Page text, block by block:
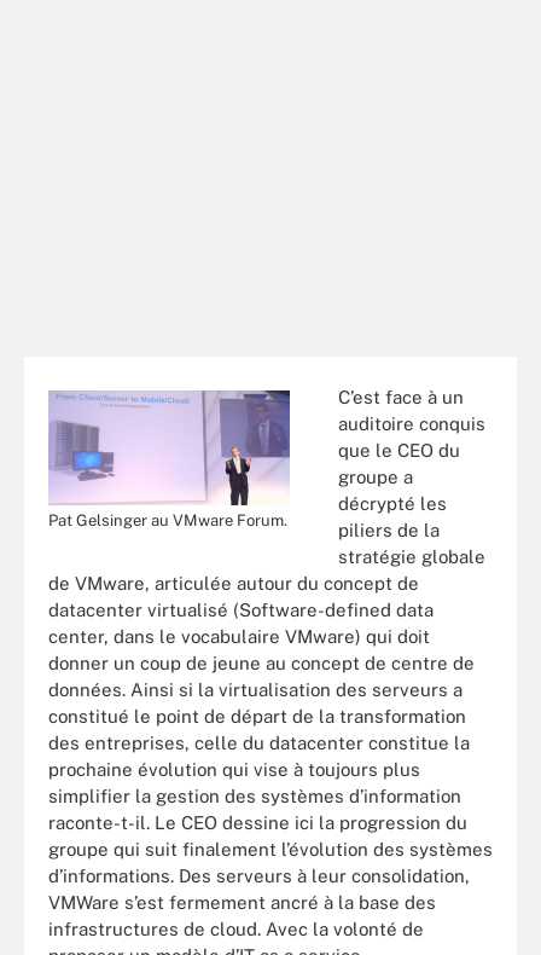
Pat Gelsinger au VMware Forum.
C’est face à un
auditoire conquis
que le CEO du
groupe a
décrypté les
piliers de la
stratégie globale
de VMware, articulée autour du concept de
datacenter virtualisé (Software-defined data
center, dans le vocabulaire VMware) qui doit
donner un coup de jeune au concept de centre de
données. Ainsi si la virtualisation des serveurs a
constitué le point de départ de la transformation
des entreprises, celle du datacenter constitue la
prochaine évolution qui vise à toujours plus
simplifier la gestion des systèmes d’information
raconte-t-il. Le CEO dessine ici la progression du
groupe qui suit finalement l’évolution des systèmes
d’informations. Des serveurs à leur consolidation,
VMWare s’est fermement ancré à la base des
infrastructures de cloud. Avec la volonté de